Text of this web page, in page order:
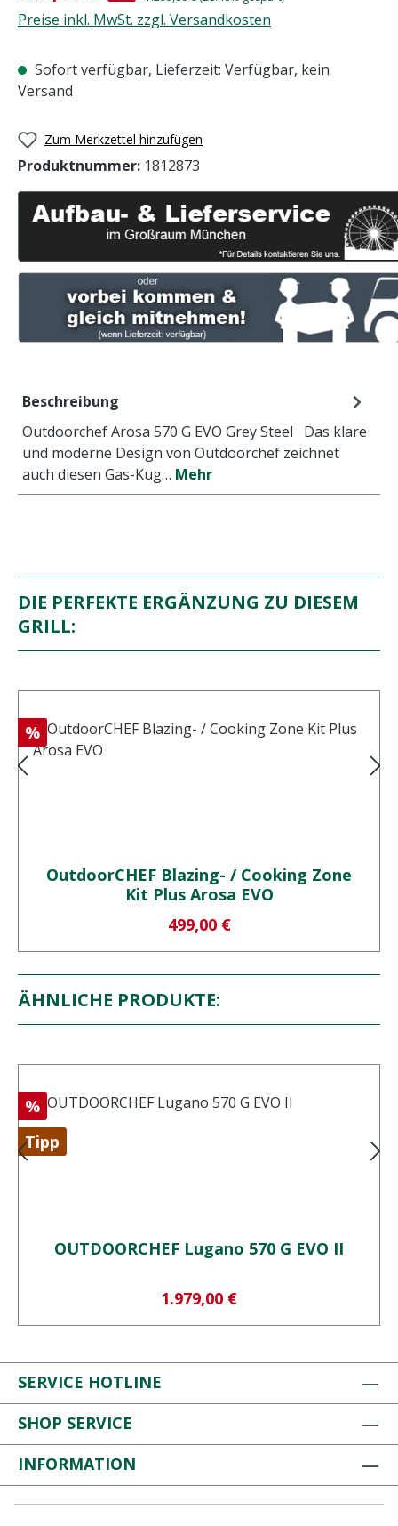
Preise inkl. MwSt. zzgl. Versandkosten
Sofort verfügbar, Lieferzeit: Verfügbar, kein
Versand
Zum Merkzettel hinzufügen
Produktnummer: 1812873
Beschreibung
Outdoorchef Arosa 570 G EVO Grey Steel Das klare
und moderne Design von Outdoorchef zeichnet
auch diesen Gas-Kug… Mehr
DIE PERFEKTE ERGÄNZUNG ZU DIESEM
GRILL:
Rabatt
%
OutdoorCHEF Blazing- / Cooking Zone
Kit Plus Arosa EVO
Verkaufspreis:
499,00 €
ÄHNLICHE PRODUKTE:
Rabatt
%
Tipp
OUTDOORCHEF Lugano 570 G EVO II
Verkaufspreis:
1.979,00 €
SERVICE HOTLINE
SHOP SERVICE
INFORMATION